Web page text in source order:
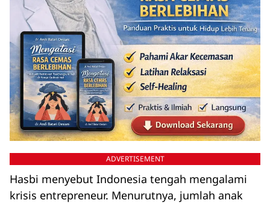
ADVERTISEMENT
Hasbi menyebut Indonesia tengah mengalami
krisis entrepreneur. Menurutnya, jumlah anak